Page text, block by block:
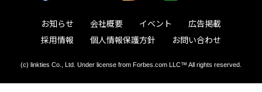
お知らせ 会社概要 イベント
広告掲載
採用情報
個人情報保護方針 お問い合わせ
(c) linkties Co., Ltd. Under license from Forbes.com LLC™ All rights reserved.